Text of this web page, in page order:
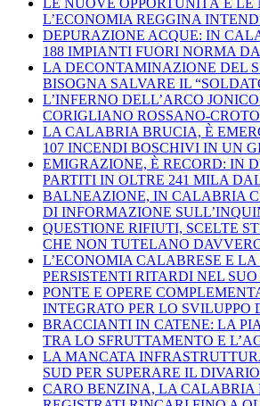
LE NUOVE OPPORTUNITÀ E LE
L’ECONOMIA REGGINA
DEPURAZIONE ACQUE: IN
188 IMPIANTI FUORI NORMA
LA DECONTAMINAZIONE DEL
BISOGNA SALVARE IL
L’INFERNO DELL’ARCO
CORIGLIANO ROSSANO-
LA CALABRIA BRUCIA, È
107 INCENDI BOSCHIVI IN UN
EMIGRAZIONE, È RECORD: IN
PARTITI IN OLTRE 241 MILA
BALNEAZIONE, IN CALABRIA
DI INFORMAZIONE
QUESTIONE RIFIUTI, SCELTE
CHE NON TUTELANO
L’ECONOMIA CALABRESE E
PERSISTENTI RITARDI NEL
PONTE E OPERE
INTEGRATO PER LO SVILUPPO
BRACCIANTI IN CATENE: LA
TRA LO SFRUTTAMENTO E
LA MANCATA
SUD PER SUPERARE IL
CARO BENZINA, LA CALABRIA